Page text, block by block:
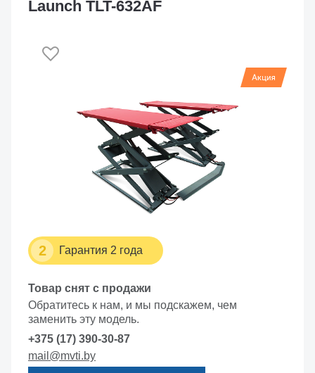
2 Гарантия 2 года
Launch TLT-632AF
Товар снят с продажи
Обратитесь к нам, и мы подскажем, чем
заменить эту модель.
+375 (17) 390-30-87
mail@mvti.by